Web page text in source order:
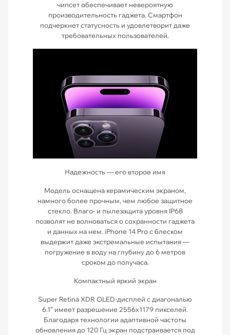
чипсет обеспечивает невероятную
производительность гаджета. Смартфон
подчеркнет статусность и удовлетворит даже
требовательных пользователей.
Надежность — его второе имя
Модель оснащена керамическим экраном,
намного более прочным, чем любое защитное
стекло. Влаго- и пылезащита уровня IP68
позволят не волноваться о сохранности гаджета
и данных на нем. iPhone 14 Pro с блеском
выдержит даже экстремальные испытания —
погружение в воду на глубину до 6 метров
сроком до получаса.
Компактный яркий экран
Super Retina XDR OLED-дисплей с диагональю
6.1” имеет разрешение 2556х1179 пикселей.
Благодаря технологии адаптивной частоты
обновления до 120 Гц экран подстраивается под